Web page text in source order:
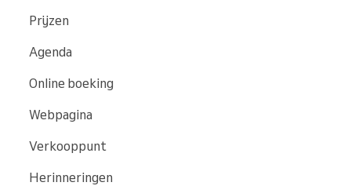
Prijzen
Agenda
Online boeking
Webpagina
Verkooppunt
Herinneringen